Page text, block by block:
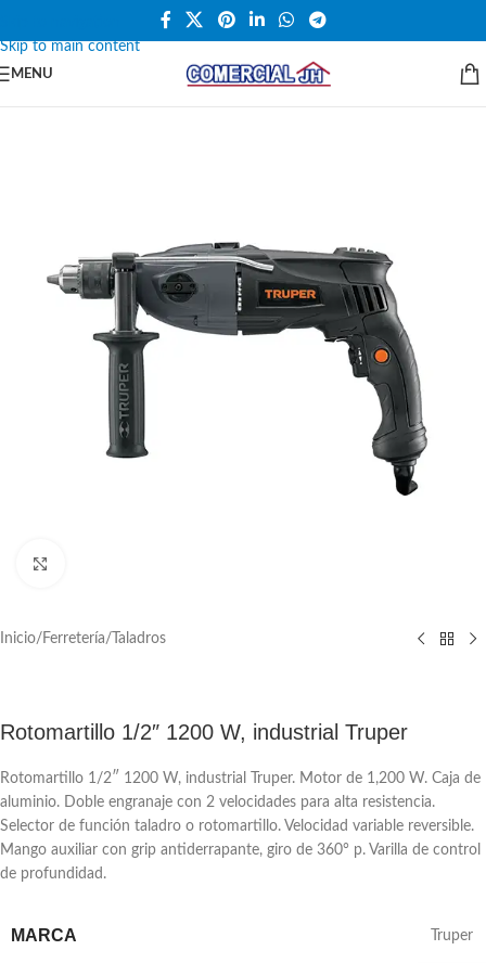
Skip to main content
MENU
Inicio/ Ferretería/ Taladros
Rotomartillo 1/2″ 1200 W, industrial Truper
Rotomartillo 1/2″ 1200 W, industrial Truper. Motor de 1,200 W. Caja de
aluminio. Doble engranaje con 2 velocidades para alta resistencia.
Selector de función taladro o rotomartillo. Velocidad variable reversible.
Mango auxiliar con grip antiderrapante, giro de 360° p. Varilla de control
de profundidad.
MARCA Truper